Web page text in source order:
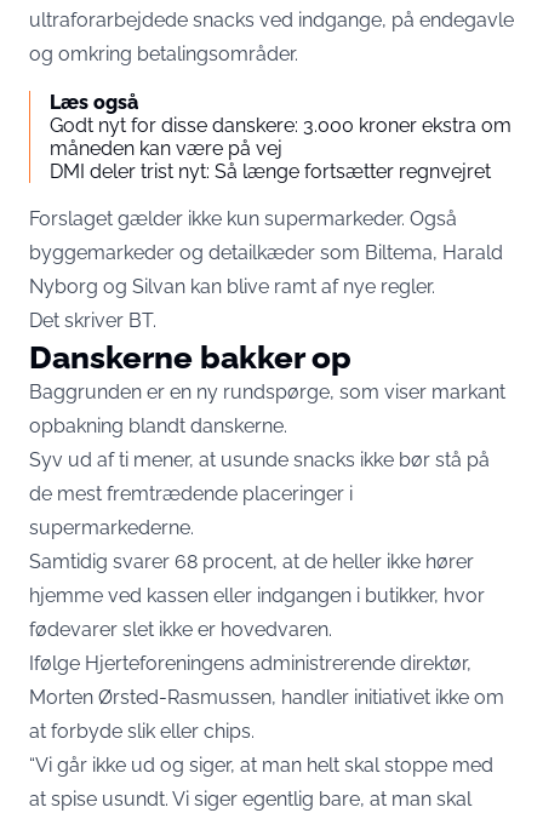
ultraforarbejdede snacks ved indgange, på endegavle
og omkring betalingsområder.
Læs også
Godt nyt for disse danskere: 3.000 kroner ekstra om
måneden kan være på vej
DMI deler trist nyt: Så længe fortsætter regnvejret
Forslaget gælder ikke kun supermarkeder. Også
byggemarkeder og detailkæder som Biltema, Harald
Nyborg og Silvan kan blive ramt af nye regler.
Det skriver BT.
Danskerne bakker op
Baggrunden er en ny rundspørge, som viser markant
opbakning blandt danskerne.
Syv ud af ti mener, at usunde snacks ikke bør stå på
de mest fremtrædende placeringer i
supermarkederne.
Samtidig svarer 68 procent, at de heller ikke hører
hjemme ved kassen eller indgangen i butikker, hvor
fødevarer slet ikke er hovedvaren.
Ifølge Hjerteforeningens administrerende direktør,
Morten Ørsted-Rasmussen, handler initiativet ikke om
at forbyde slik eller chips.
“Vi går ikke ud og siger, at man helt skal stoppe med
at spise usundt. Vi siger egentlig bare, at man skal